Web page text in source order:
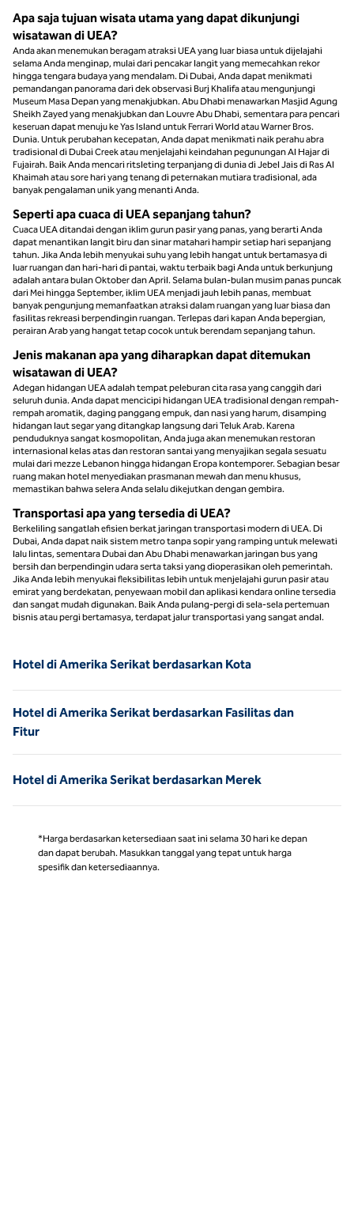
Apa saja tujuan wisata utama yang dapat dikunjungi
wisatawan di UEA?
Anda akan menemukan beragam atraksi UEA yang luar biasa untuk dijelajahi
selama Anda menginap, mulai dari pencakar langit yang memecahkan rekor
hingga tengara budaya yang mendalam. Di Dubai, Anda dapat menikmati
pemandangan panorama dari dek observasi Burj Khalifa atau mengunjungi
Museum Masa Depan yang menakjubkan. Abu Dhabi menawarkan Masjid Agung
Sheikh Zayed yang menakjubkan dan Louvre Abu Dhabi, sementara para pencari
keseruan dapat menuju ke Yas Island untuk Ferrari World atau Warner Bros.
Dunia. Untuk perubahan kecepatan, Anda dapat menikmati naik perahu abra
tradisional di Dubai Creek atau menjelajahi keindahan pegunungan Al Hajar di
Fujairah. Baik Anda mencari ritsleting terpanjang di dunia di Jebel Jais di Ras Al
Khaimah atau sore hari yang tenang di peternakan mutiara tradisional, ada
banyak pengalaman unik yang menanti Anda.
Seperti apa cuaca di UEA sepanjang tahun?
Cuaca UEA ditandai dengan iklim gurun pasir yang panas, yang berarti Anda
dapat menantikan langit biru dan sinar matahari hampir setiap hari sepanjang
tahun. Jika Anda lebih menyukai suhu yang lebih hangat untuk bertamasya di
luar ruangan dan hari-hari di pantai, waktu terbaik bagi Anda untuk berkunjung
adalah antara bulan Oktober dan April. Selama bulan-bulan musim panas puncak
dari Mei hingga September, iklim UEA menjadi jauh lebih panas, membuat
banyak pengunjung memanfaatkan atraksi dalam ruangan yang luar biasa dan
fasilitas rekreasi berpendingin ruangan. Terlepas dari kapan Anda bepergian,
perairan Arab yang hangat tetap cocok untuk berendam sepanjang tahun.
Jenis makanan apa yang diharapkan dapat ditemukan
wisatawan di UEA?
Adegan hidangan UEA adalah tempat peleburan cita rasa yang canggih dari
seluruh dunia. Anda dapat mencicipi hidangan UEA tradisional dengan rempah-
rempah aromatik, daging panggang empuk, dan nasi yang harum, disamping
hidangan laut segar yang ditangkap langsung dari Teluk Arab. Karena
penduduknya sangat kosmopolitan, Anda juga akan menemukan restoran
internasional kelas atas dan restoran santai yang menyajikan segala sesuatu
mulai dari mezze Lebanon hingga hidangan Eropa kontemporer. Sebagian besar
ruang makan hotel menyediakan prasmanan mewah dan menu khusus,
memastikan bahwa selera Anda selalu dikejutkan dengan gembira.
Transportasi apa yang tersedia di UEA?
Berkeliling sangatlah efisien berkat jaringan transportasi modern di UEA. Di
Dubai, Anda dapat naik sistem metro tanpa sopir yang ramping untuk melewati
lalu lintas, sementara Dubai dan Abu Dhabi menawarkan jaringan bus yang
bersih dan berpendingin udara serta taksi yang dioperasikan oleh pemerintah.
Jika Anda lebih menyukai fleksibilitas lebih untuk menjelajahi gurun pasir atau
emirat yang berdekatan, penyewaan mobil dan aplikasi kendara online tersedia
dan sangat mudah digunakan. Baik Anda pulang-pergi di sela-sela pertemuan
bisnis atau pergi bertamasya, terdapat jalur transportasi yang sangat andal.
Hotel di Amerika Serikat berdasarkan Kota
Hotel di Amerika Serikat berdasarkan Fasilitas dan
Fitur
Hotel di Amerika Serikat berdasarkan Merek
*Harga berdasarkan ketersediaan saat ini selama 30 hari ke depan
dan dapat berubah. Masukkan tanggal yang tepat untuk harga
spesifik dan ketersediaannya.